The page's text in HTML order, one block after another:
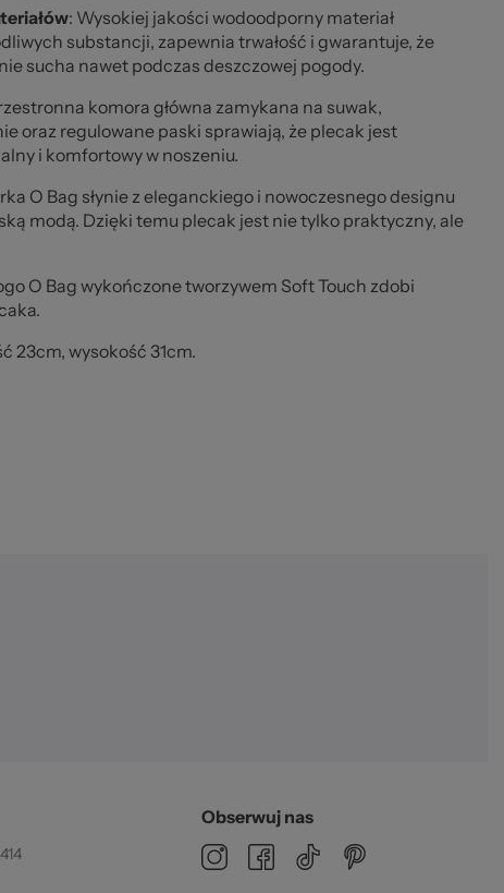
: Wysokiej jakości wodoodporny materiał
substancji, zapewnia trwałość i gwarantuje, że
sucha nawet podczas deszczowej pogody.
komora główna zamykana na suwak,
oraz regulowane paski sprawiają, że plecak jest
i komfortowy w noszeniu.
O Bag słynie z eleganckiego i nowoczesnego designu
modą. Dzięki temu plecak jest nie tylko praktyczny, ale
O Bag wykończone tworzywem Soft Touch zdobi
23cm, wysokość 31cm.
Obserwuj nas